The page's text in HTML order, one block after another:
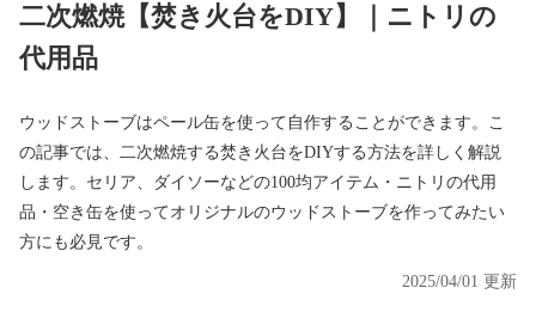
二次燃焼【焚き火台をDIY】｜ニトリの
代用品
ウッドストーブはペール缶を使って自作することができます。こ
の記事では、二次燃焼する焚き火台をDIYする方法を詳しく解説
します。セリア、ダイソーなどの100均アイテム・ニトリの代用
品・空き缶を使ってオリジナルのウッドストーブを作ってみたい
方にも必見です。
2025/04/01 更新